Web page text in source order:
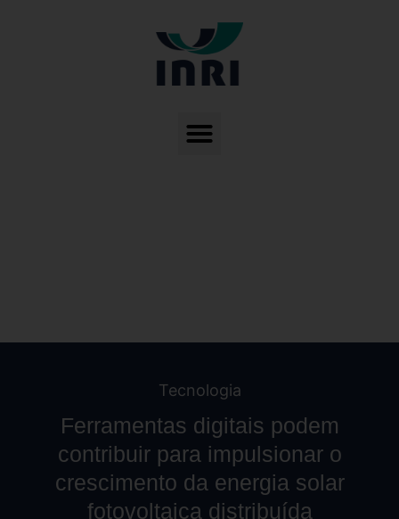
Tecnologia
Ferramentas digitais podem
contribuir para impulsionar o
crescimento da energia solar
fotovoltaica distribuída